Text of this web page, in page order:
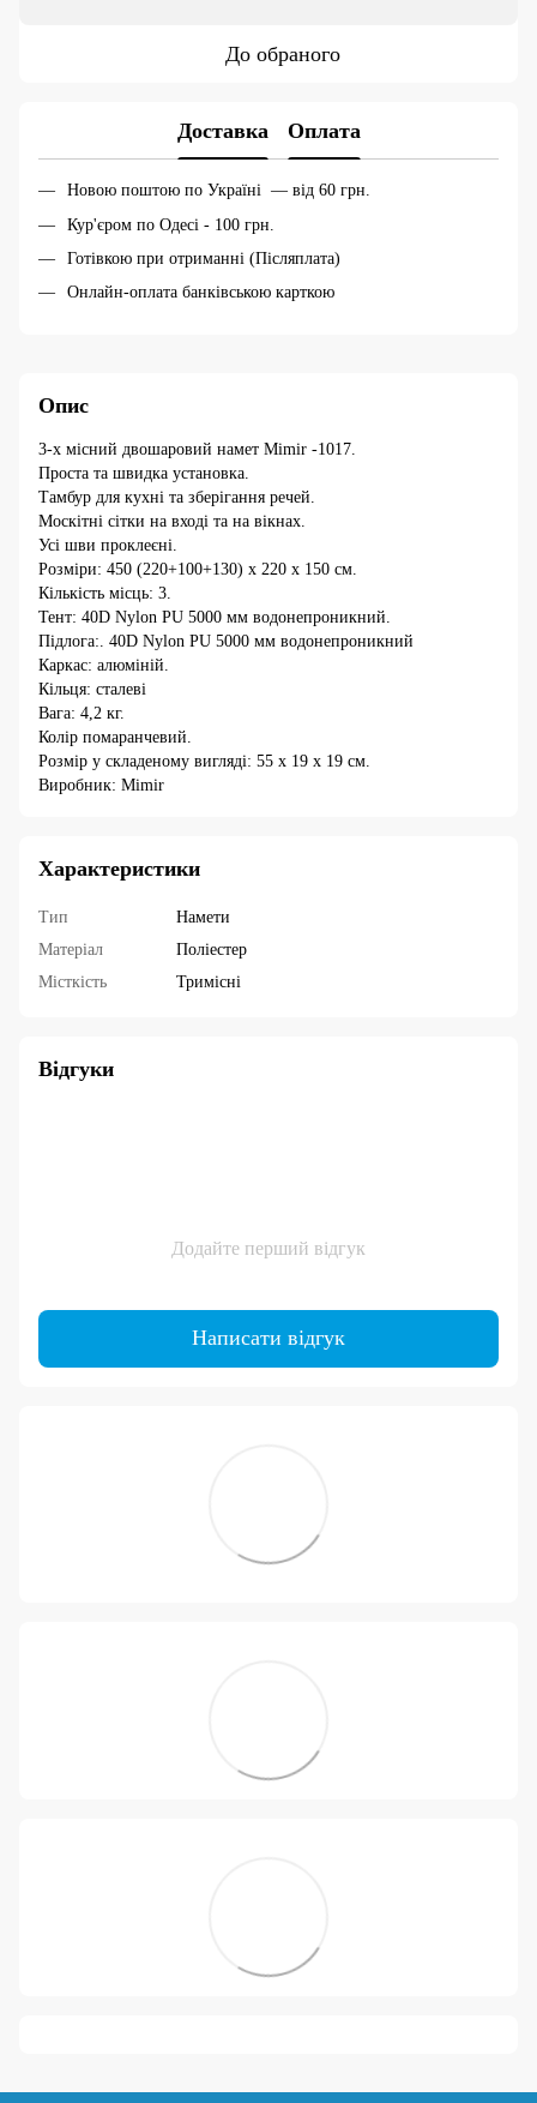
До обраного
Доставка Оплата
Новою поштою по Україні — від 60 грн.
Кур'єром по Одесі - 100 грн.
Готівкою при отриманні (Післяплата)
Онлайн-оплата банківською карткою
Опис
3-х місний двошаровий намет Mimir -1017.
Проста та швидка установка.
Тамбур для кухні та зберігання речей.
Москітні сітки на вході та на вікнах.
Усі шви проклеєні.
Розміри: 450 (220+100+130) х 220 х 150 см.
Кількість місць: 3.
Тент: 40D Nylon PU 5000 мм водонепроникний.
Підлога:. 40D Nylon PU 5000 мм водонепроникний
Каркас: алюміній.
Кільця: сталеві
Вага: 4,2 кг.
Колір помаранчевий.
Розмір у складеному вигляді: 55 х 19 х 19 см.
Виробник: Mimir
Характеристики
Тип
Намети
Матеріал
Поліестер
Місткість
Тримісні
Відгуки
Додайте перший відгук
Написати відгук